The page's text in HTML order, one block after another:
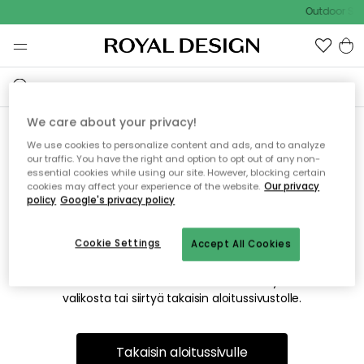
Outdoor
Emme valitettavasti löydä
etsimääsi sivua
Tämä voi johtua siitä, että sivua ei enää ole tai siitä, että se
on siirretty muualle. Pahoittelemme tästä mahdollisesti
valikosta tai siirtyä takaisin aloitussivustolle.
Takaisin aloitussivulle
We care about your privacy!
We use cookies to personalize content and ads, and to analyze
our traffic. You have the right and option to opt out of any non-
essential cookies while using our site. However, blocking certain
cookies may affect your experience of the website. Our privacy
policy Google's privacy policy
Accept All Cookies
Cookie Settings